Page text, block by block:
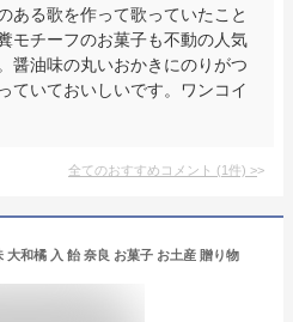
ある歌を作って歌っていたこと
モチーフのお菓子も不動の人気
醤油味の丸いおかきにのりがつ
ていておいしいです。ワンコイ
全てのおすすめコメント (1件) >
大和橘 入 飴 奈良 お菓子 お土産 贈り物